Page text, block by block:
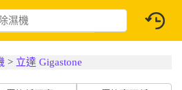
> 立達 Gigastone